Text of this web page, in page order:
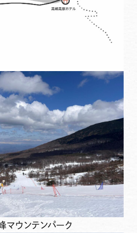
マウンテンパーク